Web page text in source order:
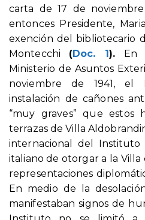
carta de 17 de
entonces Presidente,
exención del bibliotecario
Montecchi (Doc. 1). En
Ministerio de Asuntos
noviembre de 1941, el
instalación de cañones
“muy graves” que estos
terrazas de Villa
internacional del
italiano de otorgar a la
representaciones
En medio de la
manifestaban signos de